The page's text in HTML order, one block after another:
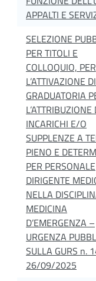
APPALTI E
SELEZIONE
PER TITOLI E
COLLOQUIO, PER
L’ATTIVAZIONE
GRADUATORIA
L’ATTRIBUZIONE
INCARICHI E/O
SUPPLENZE A
PIENO E
PER PERSONALE
DIRIGENTE
NELLA
MEDICINA
D’EMERGENZA –
URGENZA
SULLA GURS n.
26/09/2025